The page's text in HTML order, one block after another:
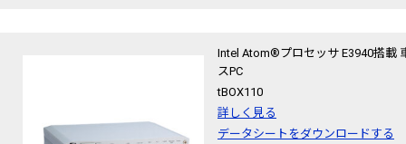
Intel Atom®プロセッサ E3940搭載
スPC
tBOX110
詳しく見る
データシートをダウンロードする